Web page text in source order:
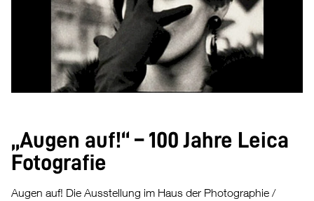
„Augen auf!“ – 100 Jahre Leica
Fotografie
Augen auf! Die Ausstellung im Haus der Photographie /